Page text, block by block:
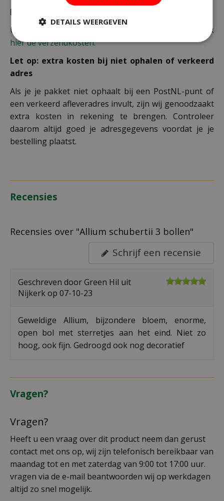
Bezorgkosten overige landen:
Uiteraard verzenden wij ook buiten Nederland,
bekijk
hier de verzendkosten.
Let op: extra kosten bij niet ophalen of verkeerd
adres
Als je je pakket niet ophaalt bij een PostNL-punt of
een verkeerd afleveradres invult, zijn wij genoodzaakt
extra kosten in rekening te brengen. Controleer
daarom altijd goed je adresgegevens voordat je je
bestelling plaatst.
Recensies
Recensies over "Allium schubertii 3 bollen"
Schrijf een recensie
Geschreven doorGreen Hil uit
Nijkerk op 07-10-23
Geweldige Allium, bijzondere bloem, enorme,
open bol met sterretjes aan het eind. Niet zo
hoog, ook fijn. Gedroogd ook nog decoratief
Vragen?
Vragen?
Heeft u een vraag over dit product neem dan gerust
contact met ons op, wij zijn telefonisch bereikbaar van
maandag tot en met zaterdag van 9:00 tot 17:00 uur.
vragen via de e-mail beantwoorden wij op werkdagen
altijd zo snel mogelijk.
DETAILS WEERGEVEN